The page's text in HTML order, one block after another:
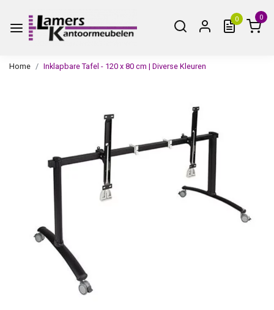
0 0
Home Inklapbare Tafel - 120 x 80 cm | Diverse Kleuren
Vorige